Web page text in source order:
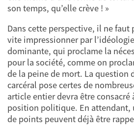
son temps, qu’elle crève ! »
Dans cette perspective, il ne faut
vite impressionner par
dominante, qui proclame la
pour la société, comme on
de la peine de mort. La question
carcéral pose certes de
article entier devra être consacré
position politique. En attendant,
de points peuvent déjà être